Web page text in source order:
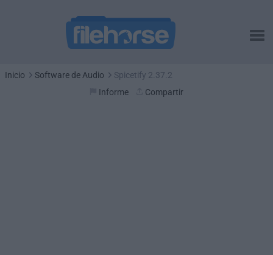
Inicio Software de Audio
Spicetify 2.37.2
Informe
Compartir